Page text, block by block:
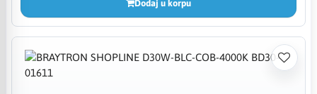
Dodaj u korpu